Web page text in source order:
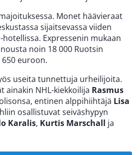
Monet häävieraat
sijaitsevassa viiden
Expressenin mukaan
noin 18 000 Ruotsin
euroon.
useita tunnettuja urheilijoita.
ainakin NHL-kiekkoilija Rasmus
entinen alppihiihtäjä Lisa
osallistuvat seiväshypyn
Karalis, Kurtis Marschall ja